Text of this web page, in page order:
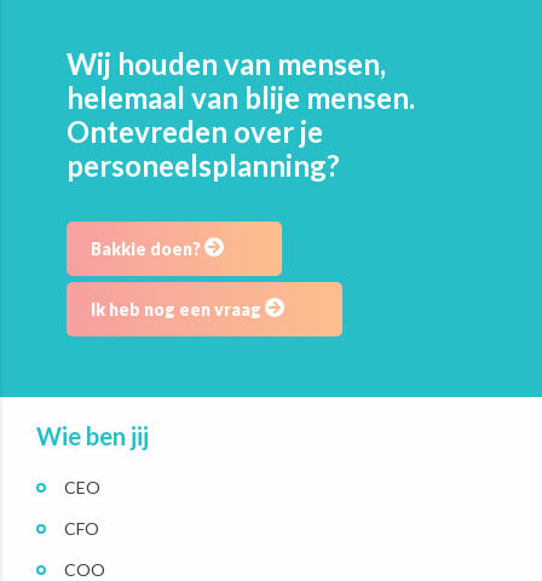
Wij houden van mensen,
helemaal van blije mensen.
Ontevreden over je
personeelsplanning?
Bakkie doen?
Ik heb nog een vraag
Wie ben jij
CEO
CFO
COO